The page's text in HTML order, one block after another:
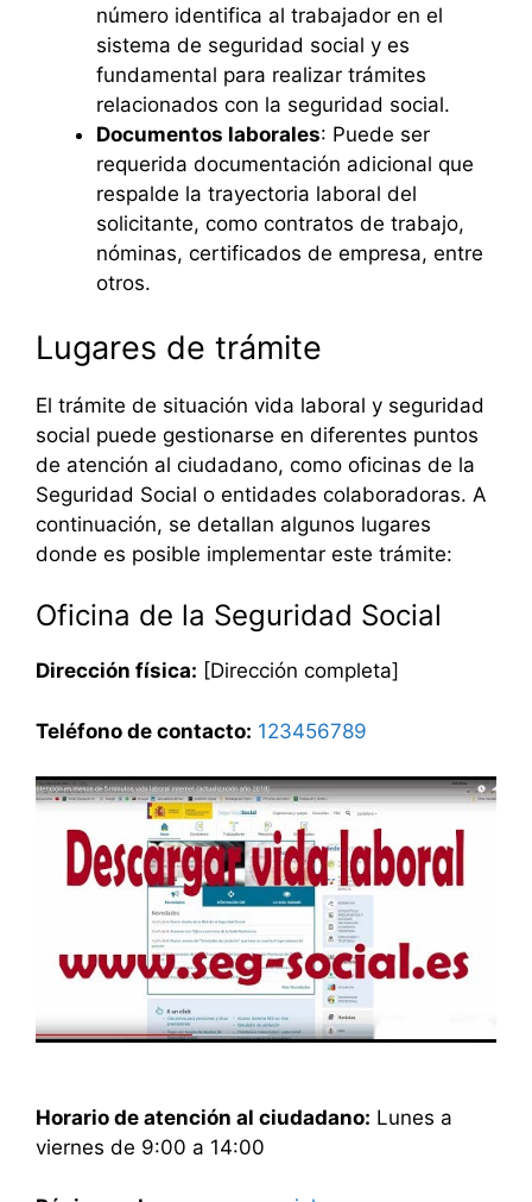
número identifica al trabajador en el
sistema de seguridad social y es
fundamental para realizar trámites
relacionados con la seguridad social.
Documentos laborales: Puede ser
requerida documentación adicional que
respalde la trayectoria laboral del
solicitante, como contratos de trabajo,
nóminas, certificados de empresa, entre
otros.
Lugares de trámite
El trámite de situación vida laboral y seguridad
social puede gestionarse en diferentes puntos
de atención al ciudadano, como oficinas de la
Seguridad Social o entidades colaboradoras. A
continuación, se detallan algunos lugares
donde es posible implementar este trámite:
Oficina de la Seguridad Social
Dirección física: [Dirección completa]
Teléfono de contacto: 123456789
Horario de atención al ciudadano: Lunes a
viernes de 9:00 a 14:00